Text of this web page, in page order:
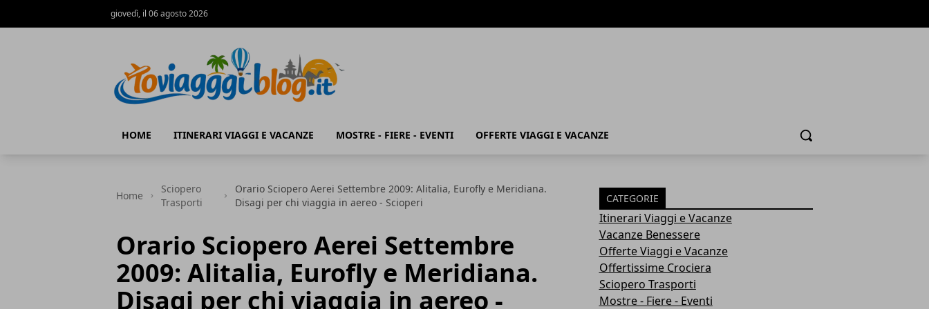
giovedì, il 06 agosto 2026
HOME ITINERARI VIAGGI E VACANZE MOSTRE - FIERE - EVENTI OFFERTE VIAGGI E VACANZE Cerca
Home
Sciopero
Trasporti
Orario Sciopero Aerei Settembre 2009: Alitalia, Eurofly e Meridiana.
Disagi per chi viaggia in aereo - Scioperi
Orario Sciopero Aerei Settembre
2009: Alitalia, Eurofly e Meridiana.
Disagi per chi viaggia in aereo -
CATEGORIE
Itinerari Viaggi e Vacanze
Vacanze Benessere
Offerte Viaggi e Vacanze
Offertissime Crociera
Sciopero Trasporti
Mostre - Fiere - Eventi